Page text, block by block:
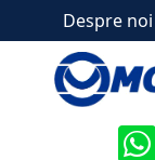
Despre noi